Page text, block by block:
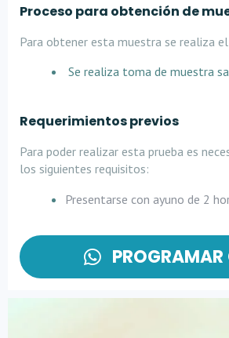
Proceso para obtención de
Para obtener esta muestra se realiza
Se realiza toma de muestra
Requerimientos previos
Para poder realizar esta prueba es
los siguientes requisitos:
Presentarse con ayuno de 2